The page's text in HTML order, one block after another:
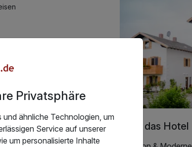
zufrieden waren. Der
vor Allem das Essen
Über das Hotel
Privatsphäre
ähnliche Technologien, um
Service auf unserer
um personalisierte Inhalte